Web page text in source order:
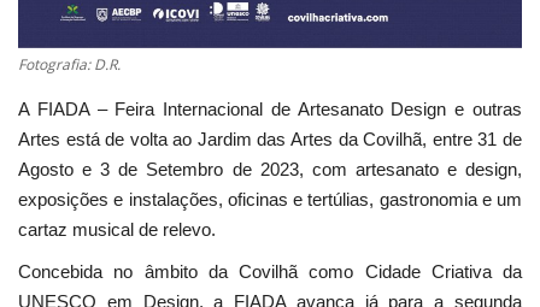
Fotografia: D.R.
A FIADA – Feira Internacional de Artesanato Design e outras
Artes está de volta ao Jardim das Artes da Covilhã, entre 31 de
Agosto e 3 de Setembro de 2023, com artesanato e design,
exposições e instalações, oficinas e tertúlias, gastronomia e um
cartaz musical de relevo.
Concebida no âmbito da Covilhã como Cidade Criativa da
UNESCO em Design, a FIADA avança já para a segunda